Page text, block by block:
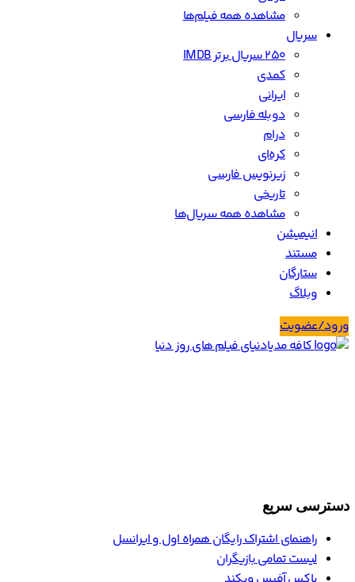
ورود/عضویت
کافه مدیا
دسترسی سریع
راهنمای اشتراک رایگان همراه اول و ایرانسل
لیست تمامی بازیگران
باکس آفیس ویکند
250 فیلم برتر imdb
وبلاگ
شرایط و ضوابط
حریم خصوصی
ترندها